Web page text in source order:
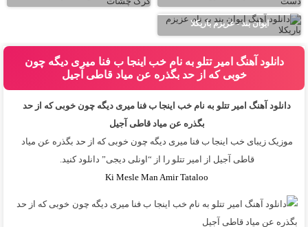
ایوان بند - عزیزم باریکلا
دانلود آهنگ امیر تتلو به نام خب اینجا ب فنا میری دیگه چون
خوبی که از حد بگذره عن میاد قاطی آجیل
دانلود آهنگ امیر تتلو به نام خب اینجا ب فنا میری دیگه چون خوبی که از حد
بگذره عن میاد قاطی آجیل
موزیک زیبای خب اینجا ب فنا میری دیگه چون خوبی که از حد بگذره عن میاد
قاطی آجیل از
امیر تتلو را از “اونلی دیجی” دانلود کنید.
Ki Mesle Man Amir Tataloo